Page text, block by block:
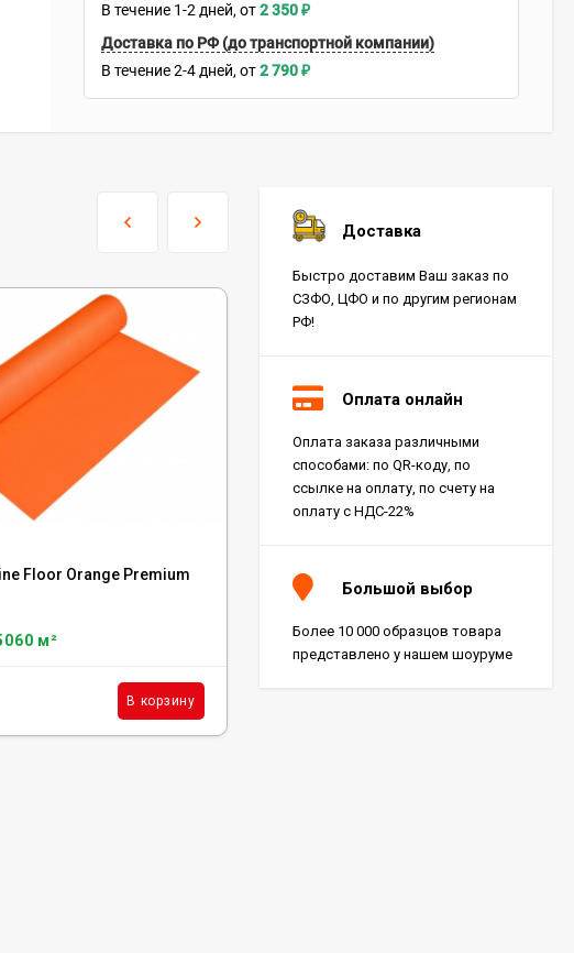
В течение 1-2 дней 2 350₽
Доставка по РФ (до транспортной компании)
В течение 2-4 дней 2 790₽
Floor Orange Premium
м²
В корзину
Клей Homakoll 164 Prof - 3 Кг
В наличии: 40 шт.
Доставка
Быстро доставим Ваш заказ по
СЗФО, ЦФО и по другим регионам
РФ!
Оплата онлайн
Оплата заказа различными
способами: по QR-коду, по
ссылке на оплату, по счету на
оплату с НДС-22%
Большой выбор
Более 10 000 образцов товара
представлено у нашем шоуруме